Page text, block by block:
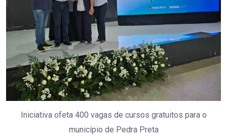
Iniciativa ofeta 400 vagas de cursos gratuitos para o
município de Pedra Preta